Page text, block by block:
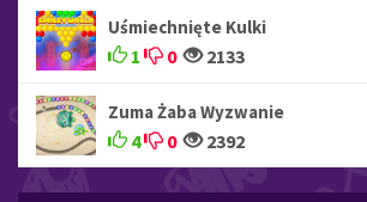
Uśmiechnięte Kulki
1 0 2133
Zuma Żaba Wyzwanie
4 0 2392